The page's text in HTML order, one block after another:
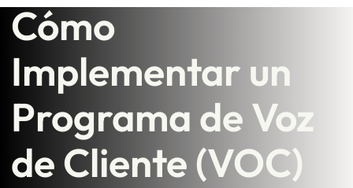
Cómo
Implementar un
Programa de Voz
de Cliente (VOC)